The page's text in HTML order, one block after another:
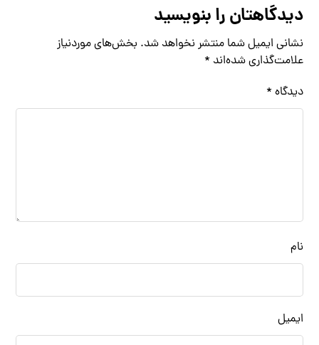
دیدگاهتان را بنویسید
نشانی ایمیل شما منتشر نخواهد شد. بخش‌های موردنیاز
علامت‌گذاری شده‌اند *
دیدگاه *
نام
ایمیل